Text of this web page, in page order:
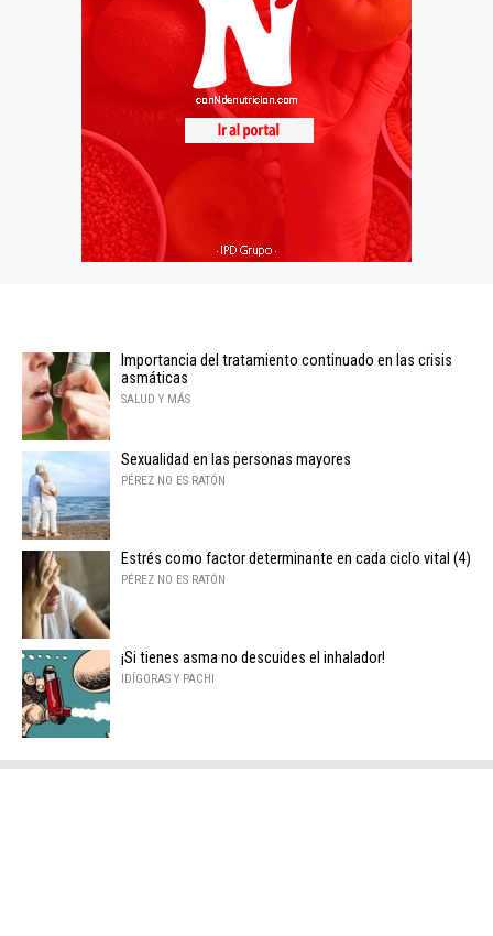
Importancia del tratamiento continuado en las crisis
asmáticas
SALUD Y MÁS
Sexualidad en las personas mayores
PÉREZ NO ES RATÓN
Estrés como factor determinante en cada ciclo vital (4)
PÉREZ NO ES RATÓN
¡Si tienes asma no descuides el inhalador!
IDÍGORAS Y PACHI